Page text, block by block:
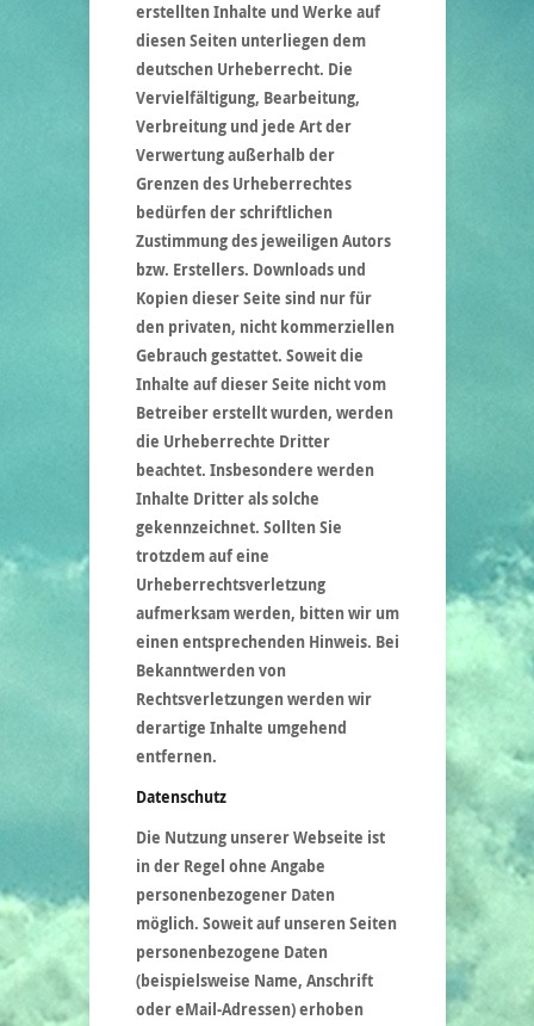
erstellten Inhalte und Werke auf
diesen Seiten unterliegen dem
deutschen Urheberrecht. Die
Vervielfältigung, Bearbeitung,
Verbreitung und jede Art der
Verwertung außerhalb der
Grenzen des Urheberrechtes
bedürfen der schriftlichen
Zustimmung des jeweiligen Autors
bzw. Erstellers. Downloads und
Kopien dieser Seite sind nur für
den privaten, nicht kommerziellen
Gebrauch gestattet. Soweit die
Inhalte auf dieser Seite nicht vom
Betreiber erstellt wurden, werden
die Urheberrechte Dritter
beachtet. Insbesondere werden
Inhalte Dritter als solche
gekennzeichnet. Sollten Sie
trotzdem auf eine
Urheberrechtsverletzung
aufmerksam werden, bitten wir um
einen entsprechenden Hinweis. Bei
Bekanntwerden von
Rechtsverletzungen werden wir
derartige Inhalte umgehend
entfernen.
Datenschutz
Die Nutzung unserer Webseite ist
in der Regel ohne Angabe
personenbezogener Daten
möglich. Soweit auf unseren Seiten
personenbezogene Daten
(beispielsweise Name, Anschrift
oder eMail-Adressen) erhoben